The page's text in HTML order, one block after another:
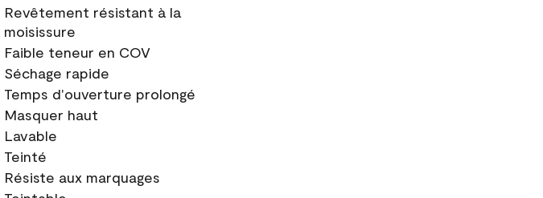
Revêtement résistant à la
moisissure
Faible teneur en COV
Séchage rapide
Temps d'ouverture prolongé
Masquer haut
Lavable
Teinté
Résiste aux marquages